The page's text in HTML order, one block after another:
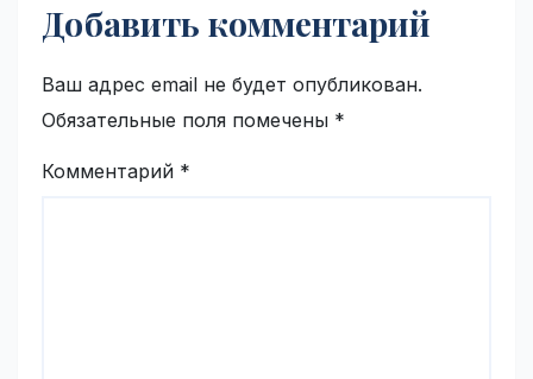
Добавить комментарий
Ваш адрес email не будет опубликован.
Обязательные поля помечены *
Комментарий *